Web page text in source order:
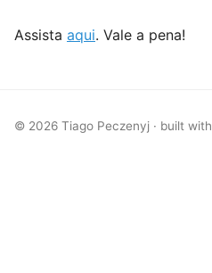
Assista aqui. Vale a pena!
© 2026 Tiago Peczenyj · built with